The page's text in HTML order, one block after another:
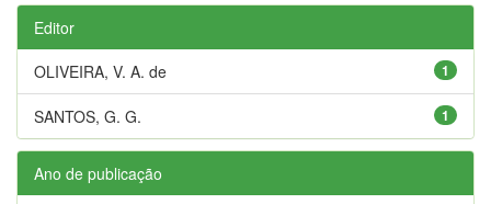
Editor
1
OLIVEIRA, V. A. de
1
SANTOS, G. G.
Ano de publicação